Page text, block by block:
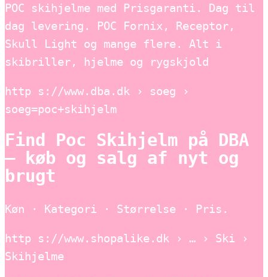
POC skihjelme med Prisgaranti. Dag til
dag levering. POC Fornix, Receptor,
Skull Light og mange flere. Alt i
skibriller, hjelme og rygskjold
http s://www.dba.dk › soeg ›
soeg=poc+skihjelm
Find Poc Skihjelm på DBA
– køb og salg af nyt og
brugt
Køn · Kategori · Størrelse · Pris.
http s://www.shopalike.dk › … › Ski ›
Skihjelme